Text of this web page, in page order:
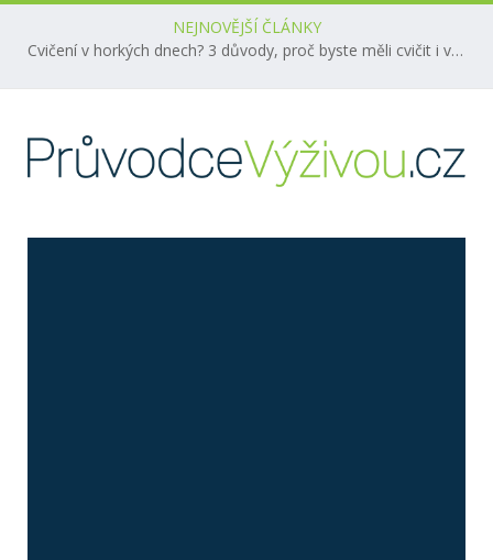
NEJNOVĚJŠÍ ČLÁNKY
Cvičení v horkých dnech? 3 důvody, proč byste měli cvičit i v létě!